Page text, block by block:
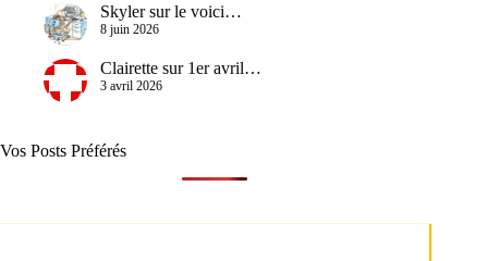
Skylersurle voici…
8 juin 2026
Clairette sur 1er avril…
3 avril 2026
Vos Posts Préférés